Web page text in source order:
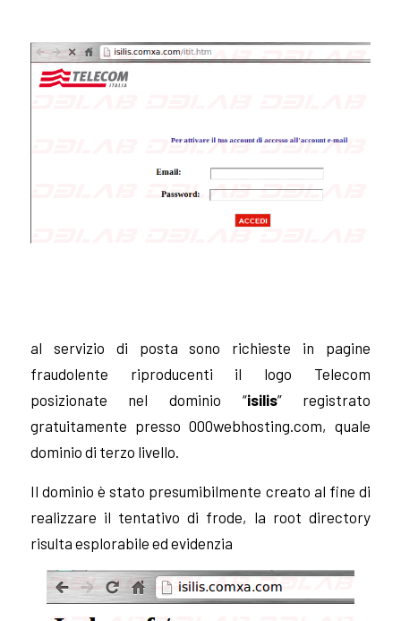
al servizio di posta sono richieste in pagine
fraudolente riproducenti il logo Telecom
posizionate nel dominio “isilis” registrato
gratuitamente presso 000webhosting.com, quale
dominio di terzo livello.
Il dominio è stato presumibilmente creato al fine di
realizzare il tentativo di frode, la root directory
risulta esplorabile ed evidenzia